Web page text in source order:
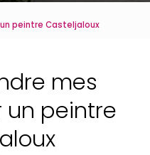
peintre Casteljaloux
mes
peintre